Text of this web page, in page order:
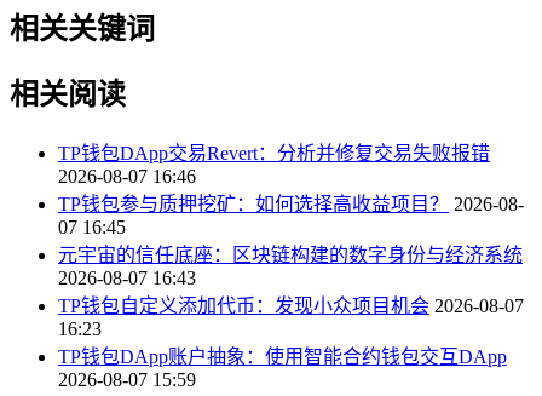
相关关键词
相关阅读
TP钱包DApp交易Revert：分析并修复交易失败报错
2026-08-07 16:46
TP钱包参与质押挖矿：如何选择高收益项目？
2026-08-
07 16:45
元宇宙的信任底座：区块链构建的数字身份与经济系统
2026-08-07 16:43
TP钱包自定义添加代币：发现小众项目机会 2026-08-07
16:23
TP钱包DApp账户抽象：使用智能合约钱包交互DApp
2026-08-07 15:59